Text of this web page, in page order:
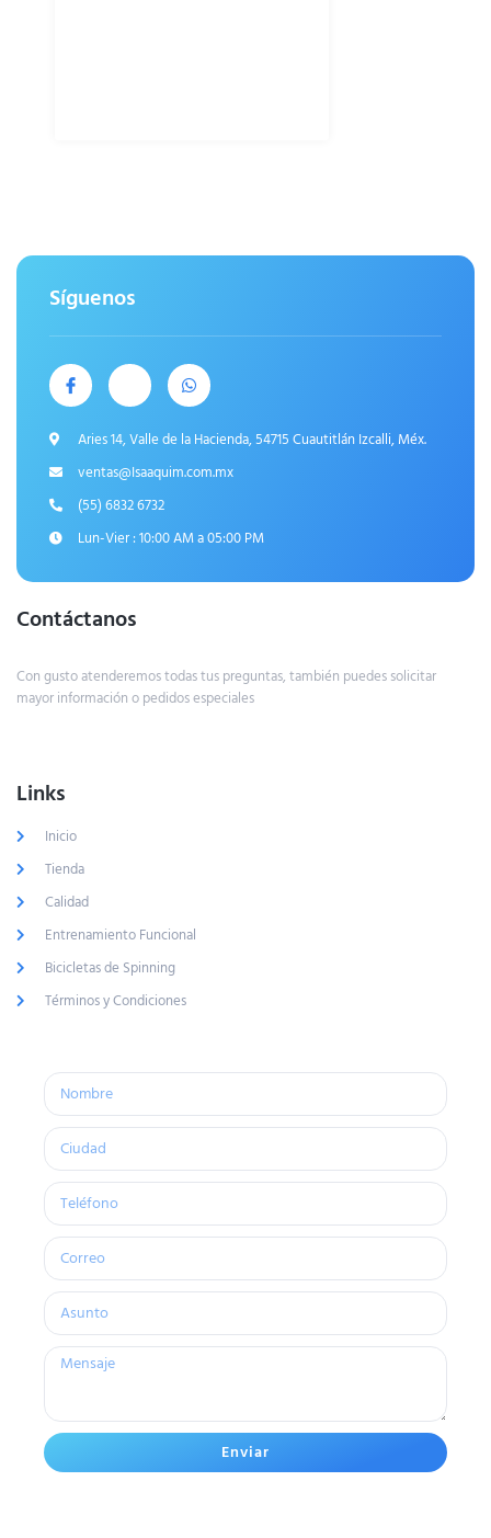
Síguenos
Aries 14, Valle de la Hacienda, 54715 Cuautitlán Izcalli, Méx.
ventas@Isaaquim.com.mx
(55) 6832 6732
Lun-Vier : 10:00 AM a 05:00 PM
Contáctanos
Con gusto atenderemos todas tus preguntas, también puedes solicitar
mayor información o pedidos especiales
Links
Inicio
Tienda
Calidad
Entrenamiento Funcional
Bicicletas de Spinning
Términos y Condiciones
Enviar